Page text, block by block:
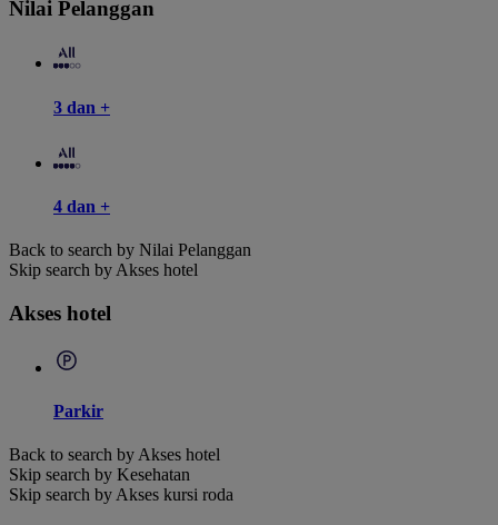
Nilai Pelanggan
3 dan +
4 dan +
Back to search by Nilai Pelanggan
Skip search by Akses hotel
Akses hotel
Parkir
Back to search by Akses hotel
Skip search by Kesehatan
Skip search by Akses kursi roda